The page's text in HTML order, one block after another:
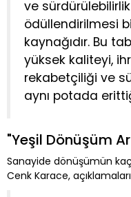
ve
ödüllendirilmesi
kaynağıdır. Bu
yüksek kaliteyi,
rekabetçiliği ve
aynı potada
"Yeşil Dönüşüm
Sanayide dönüşümün
Cenk Karace,